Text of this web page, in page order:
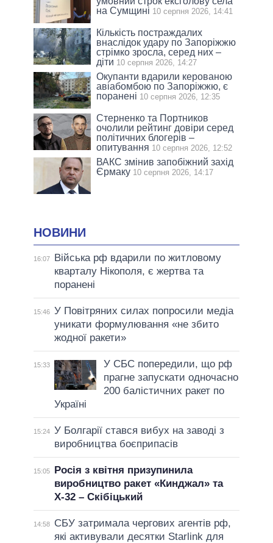
на Сумщині 10 серпня 2026, 14:41
Кількість постраждалих
внаслідок удару по Запоріжжю
стрімко зросла, серед них –
діти 10 серпня 2026, 14:27
Окупанти вдарили керованою
авіабомбою по Запоріжжю, є
поранені 10 серпня 2026, 12:35
Стерненко та Портников
очолили рейтинг довіри серед
політичних блогерів –
опитування 10 серпня 2026, 12:52
ВАКС змінив запобіжний захід
Єрмаку 10 серпня 2026, 14:17
НОВИНИ
16:07
Війська рф вдарили по житловому
кварталу Нікополя, є жертва та
поранені
15:46 У Повітряних силах попросили медіа
уникати формулювання «не збито
жодної ракети»
15:33
У СБС попередили, що рф
прагне запускати одночасно
200 балістичних ракет по
Україні
15:24 У Болгарії стався вибух на заводі з
виробництва боєприпасів
15:05
Росія з квітня призупинила
виробництво ракет «Кинджал» та
Х-32 – Скібіцький
14:58
СБУ затримала чергових агентів рф,
які активували десятки Starlink для